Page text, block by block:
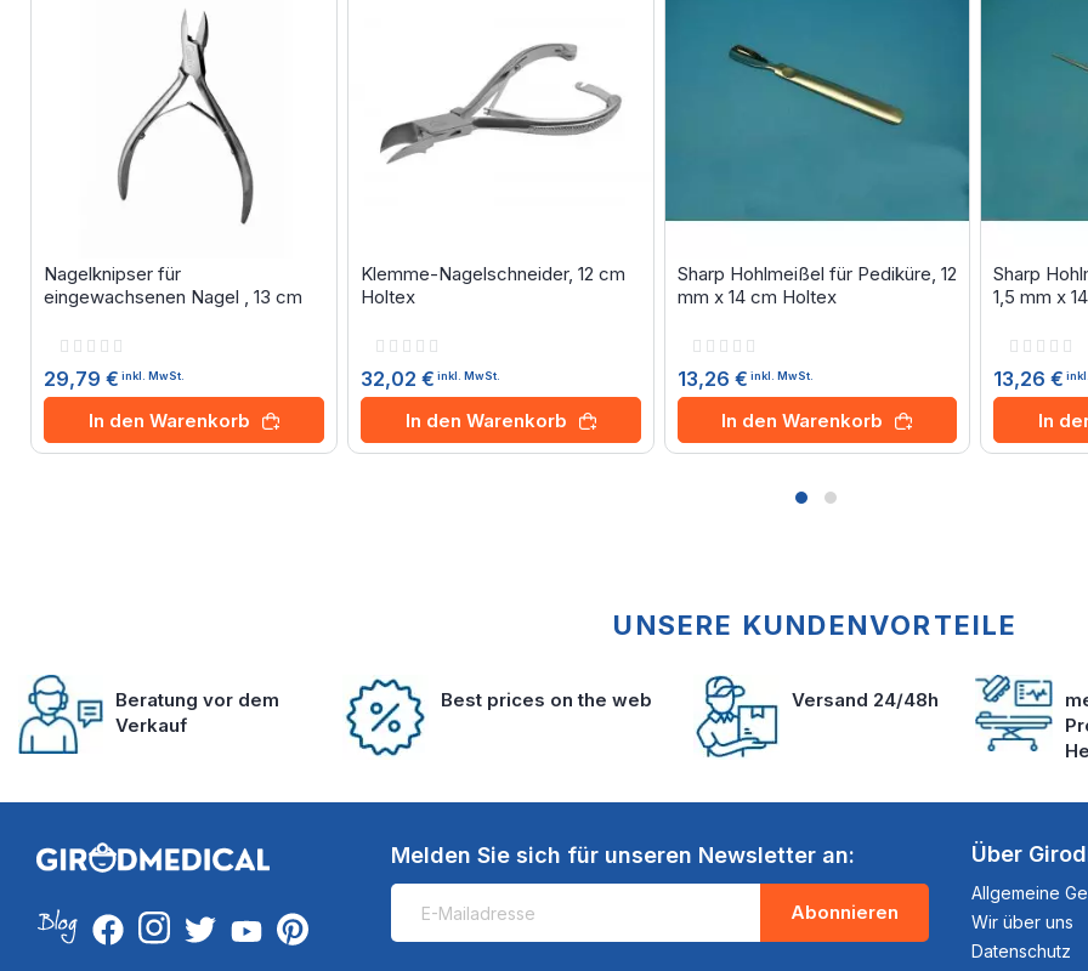
Nagelknipser für
eingewachsenen Nagel , 13 cm
Rating:
29,79 € inkl. MwSt.
In den Warenkorb
Klemme-Nagelschneider, 12 cm
Holtex
Rating:
32,02 € inkl. MwSt.
In den Warenkorb
Sharp Hohlmeißel für Pediküre, 12
mm x 14 cm Holtex
Rating:
13,26 € inkl. MwSt.
In den Warenkorb
Sharp
1,5 mm x
Rating:
13,26 €
In
UNSERE KUNDENVORTEILE
Beratung vor dem
Verkauf
Best prices on the web Versand 24/48h
Melden Sie sich für unseren Newsletter an:
Abonnieren
Über
Allgemeine
Wir über uns
Datenschutz